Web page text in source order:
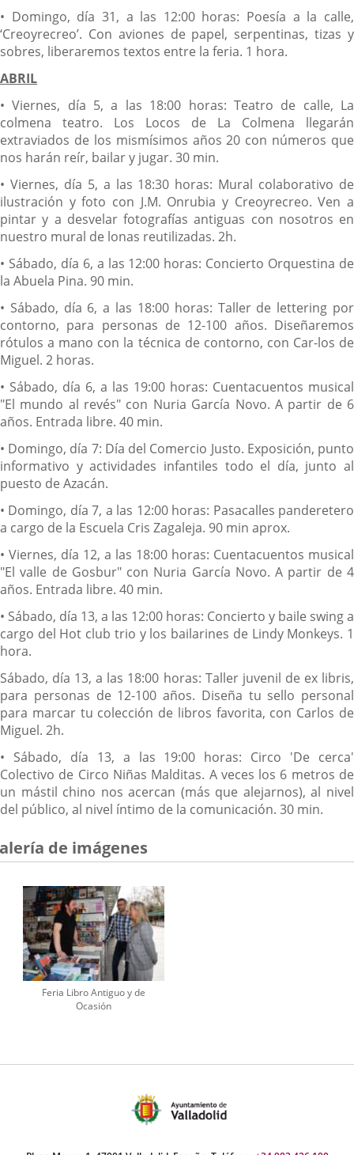
• Domingo, día 31, a las 12:00 horas: Poesía a la calle,
‘Creoyrecreo’. Con aviones de papel, serpentinas, tizas y
sobres, liberaremos textos entre la feria. 1 hora.
ABRIL
• Viernes, día 5, a las 18:00 horas: Teatro de calle, La
colmena teatro. Los Locos de La Colmena llegarán
extraviados de los mismísimos años 20 con números que
nos harán reír, bailar y jugar. 30 min.
• Viernes, día 5, a las 18:30 horas: Mural colaborativo de
ilustración y foto con J.M. Onrubia y Creoyrecreo. Ven a
pintar y a desvelar fotografías antiguas con nosotros en
nuestro mural de lonas reutilizadas. 2h.
• Sábado, día 6, a las 12:00 horas: Concierto Orquestina de
la Abuela Pina. 90 min.
• Sábado, día 6, a las 18:00 horas: Taller de lettering por
contorno, para personas de 12-100 años. Diseñaremos
rótulos a mano con la técnica de contorno, con Car-los de
Miguel. 2 horas.
• Sábado, día 6, a las 19:00 horas: Cuentacuentos musical
"El mundo al revés" con Nuria García Novo. A partir de 6
años. Entrada libre. 40 min.
• Domingo, día 7: Día del Comercio Justo. Exposición, punto
informativo y actividades infantiles todo el día, junto al
puesto de Azacán.
• Domingo, día 7, a las 12:00 horas: Pasacalles panderetero
a cargo de la Escuela Cris Zagaleja. 90 min aprox.
• Viernes, día 12, a las 18:00 horas: Cuentacuentos musical
"El valle de Gosbur" con Nuria García Novo. A partir de 4
años. Entrada libre. 40 min.
• Sábado, día 13, a las 12:00 horas: Concierto y baile swing a
cargo del Hot club trio y los bailarines de Lindy Monkeys. 1
hora.
Sábado, día 13, a las 18:00 horas: Taller juvenil de ex libris,
para personas de 12-100 años. Diseña tu sello personal
para marcar tu colección de libros favorita, con Carlos de
Miguel. 2h.
• Sábado, día 13, a las 19:00 horas: Circo 'De cerca'
Colectivo de Circo Niñas Malditas. A veces los 6 metros de
un mástil chino nos acercan (más que alejarnos), al nivel
del público, al nivel íntimo de la comunicación. 30 min.
de imágenes
Feria Libro Antiguo y de
Ocasión